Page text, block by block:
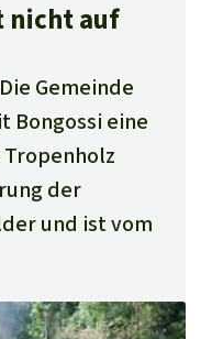
nicht auf
Die Gemeinde
Bongossi eine
Tropenholz
der
und ist vom